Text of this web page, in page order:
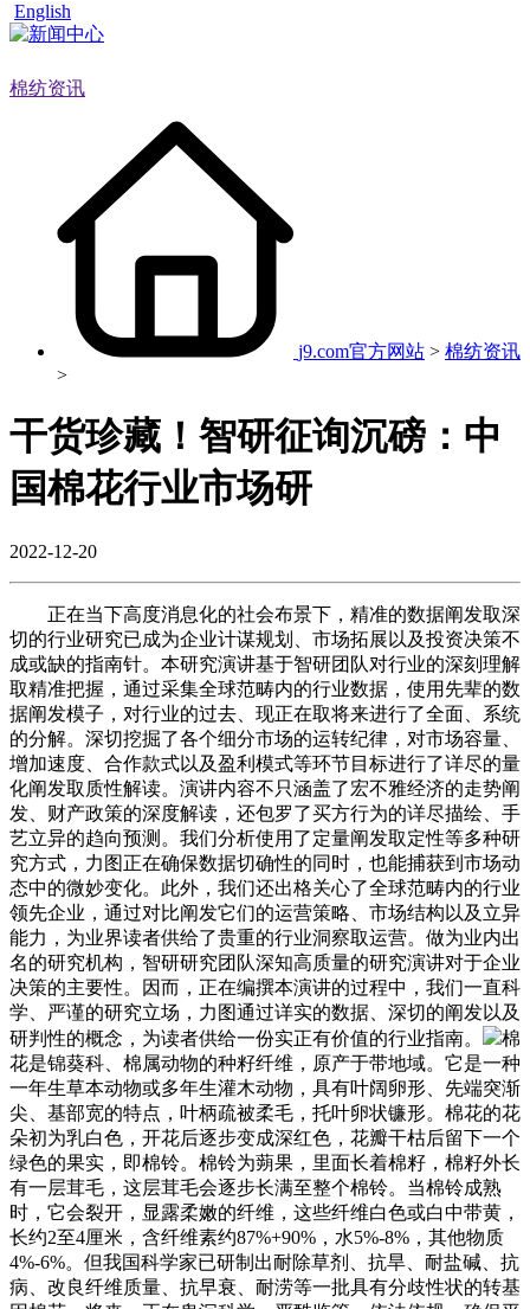
English
棉纺资讯
j9.com官方网站 > 棉纺资讯
>
干货珍藏！智研征询沉磅：中
国棉花行业市场研
2022-12-20
正在当下高度消息化的社会布景下，精准的数据阐发取深
切的行业研究已成为企业计谋规划、市场拓展以及投资决策不
成或缺的指南针。本研究演讲基于智研团队对行业的深刻理解
取精准把握，通过采集全球范畴内的行业数据，使用先辈的数
据阐发模子，对行业的过去、现正在取将来进行了全面、系统
的分解。深切挖掘了各个细分市场的运转纪律，对市场容量、
增加速度、合作款式以及盈利模式等环节目标进行了详尽的量
化阐发取质性解读。演讲内容不只涵盖了宏不雅经济的走势阐
发、财产政策的深度解读，还包罗了买方行为的详尽描绘、手
艺立异的趋向预测。我们分析使用了定量阐发取定性等多种研
究方式，力图正在确保数据切确性的同时，也能捕获到市场动
态中的微妙变化。此外，我们还出格关心了全球范畴内的行业
领先企业，通过对比阐发它们的运营策略、市场结构以及立异
能力，为业界读者供给了贵重的行业洞察取运营。做为业内出
名的研究机构，智研研究团队深知高质量的研究演讲对于企业
决策的主要性。因而，正在编撰本演讲的过程中，我们一直科
学、严谨的研究立场，力图通过详实的数据、深切的阐发以及
研判性的概念，为读者供给一份实正有价值的行业指南。
棉
花是锦葵科、棉属动物的种籽纤维，原产于带地域。它是一种
一年生草本动物或多年生灌木动物，具有叶阔卵形、先端突渐
尖、基部宽的特点，叶柄疏被柔毛，托叶卵状镰形。棉花的花
朵初为乳白色，开花后逐步变成深红色，花瓣干枯后留下一个
绿色的果实，即棉铃。棉铃为蒴果，里面长着棉籽，棉籽外长
有一层茸毛，这层茸毛会逐步长满至整个棉铃。当棉铃成熟
时，它会裂开，显露柔嫩的纤维，这些纤维白色或白中带黄，
长约2至4厘米，含纤维素约87%+90%，水5%-8%，其他物质
4%-6%。但我国科学家已研制出耐除草剂、抗旱、耐盐碱、抗
病、改良纤维质量、抗早衰、耐涝等一批具有分歧性状的转基